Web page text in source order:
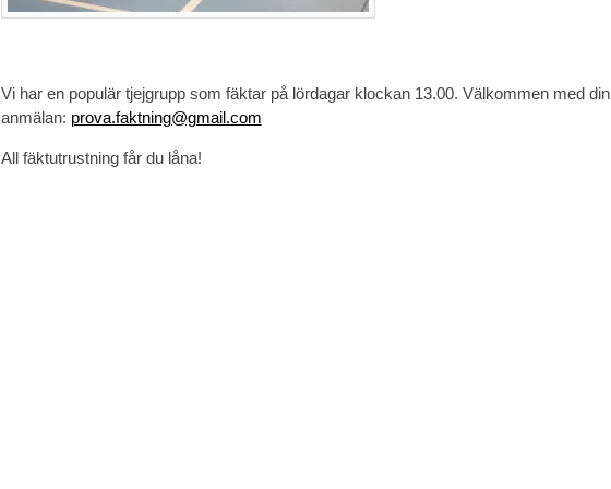
Vi har en populär tjejgrupp som fäktar på lördagar klockan 13.00. Välkommen med din
anmälan: prova.faktning@gmail.com
All fäktutrustning får du låna!